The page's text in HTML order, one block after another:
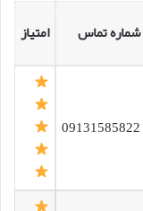
شماره تماس امتیاز
09131585822